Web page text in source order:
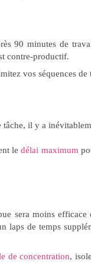
90 minutes de
contre-productif.
vos séquences
il y a
ledélai maximum
sera moins
laps de temps
de concentration,